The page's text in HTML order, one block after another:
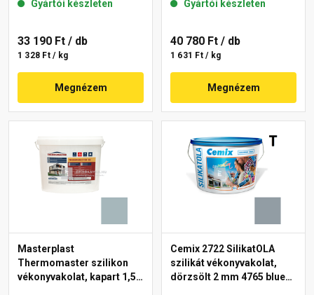
Gyártói készleten
33 190 Ft / db
1 328 Ft / kg
Megnézem
Gyártói készleten
40 780 Ft / db
1 631 Ft / kg
Megnézem
Masterplast
Thermomaster szilikon
vékonyvakolat, kapart 1,5
Cemix 2722 SilikatOLA
szilikát vékonyvakolat,
dörzsölt 2 mm 4765 blue